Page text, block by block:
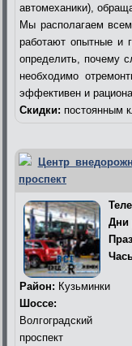
автомеханики),
Мы располагаем
работают опытные и
определить, почему
необходимо
эффективен и
Скидки: постоянным
Центр
проспект
Дни
Район: Кузьминки
Шоссе:
Волгоградский
проспект